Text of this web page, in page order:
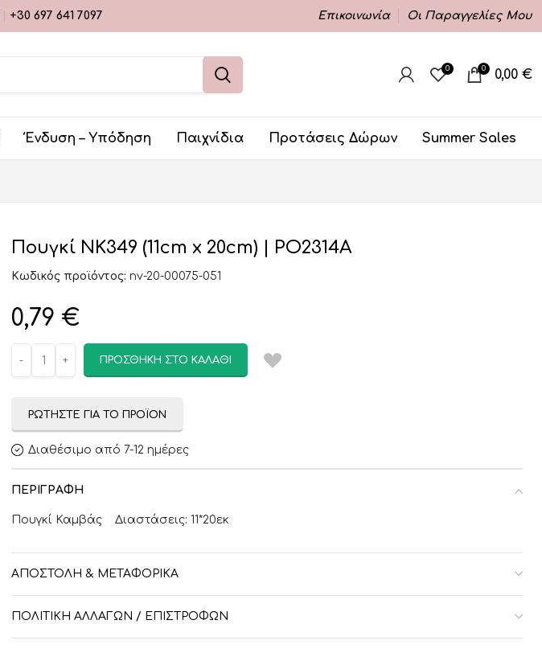
+30 697 641 7097 Επικοινωνία Οι Παραγγελίες Μου
0 0 0,00 €
Ένδυση – Υπόδηση Παιχνίδια Προτάσεις Δώρων Summer Sales
Πουγκί ΝΚ349 (11cm x 20cm) | PO2314A
Κωδικός προϊόντος: nv-20-00075-051
0,79 €
ΠΡΟΣΘΉΚΗ ΣΤΟ ΚΑΛΆΘΙ
ΡΩΤΉΣΤΕ ΓΙΑ ΤΟ ΠΡΟΪΌΝ
Διαθέσιμο από 7-12 ημέρες
ΠΕΡΙΓΡΑΦΉ
Πουγκί Καμβάς Διαστάσεις: 11*20εκ
ΑΠΟΣΤΟΛΉ & ΜΕΤΑΦΟΡΙΚΆ
ΠΟΛΙΤΙΚΉ ΑΛΛΑΓΏΝ / ΕΠΙΣΤΡΟΦΏΝ